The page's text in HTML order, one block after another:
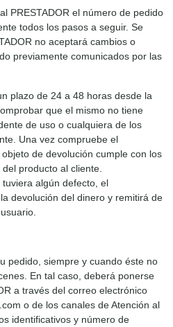
PRESTADOR el número de pedido
todos los pasos a seguir. Se
no aceptará cambios o
previamente comunicados por las
plazo de 24 a 48 horas desde la
que el mismo no tiene
de uso o cualquiera de los
Una vez compruebe el
de devolución cumple con los
producto al cliente.
algún defecto, el
devolución del dinero y remitirá de
pedido, siempre y cuando éste no
En tal caso, deberá ponerse
a través del correo electrónico
o de los canales de Atención al
identificativos y número de